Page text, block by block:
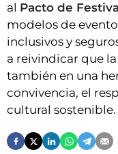
al Pacto de
modelos de
inclusivos y
a reivindicar que
también en una
convivencia, el
cultural sostenible.